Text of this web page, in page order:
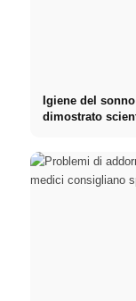
Igiene del
dimostrato